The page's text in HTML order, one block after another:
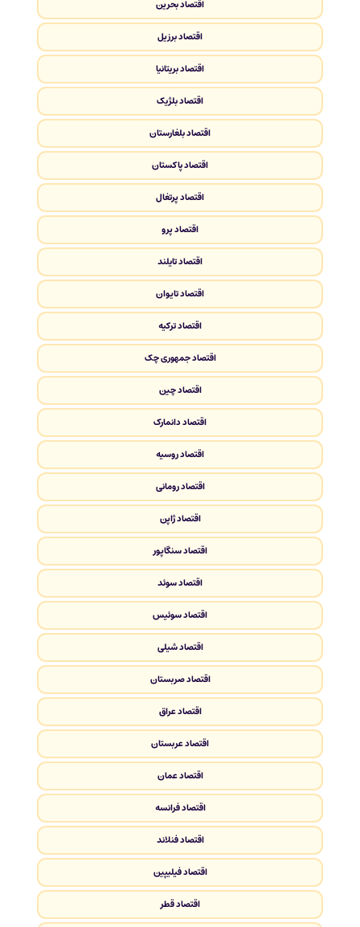
اقتصاد بحرین
اقتصاد برزیل
اقتصاد بریتانیا
اقتصاد بلژیک
اقتصاد بلغارستان
اقتصاد پاکستان
اقتصاد پرتغال
اقتصاد پرو
اقتصاد تایلند
اقتصاد تایوان
اقتصاد ترکیه
اقتصاد جمهوری چک
اقتصاد چین
اقتصاد دانمارک
اقتصاد روسیه
اقتصاد رومانی
اقتصاد ژاپن
اقتصاد سنگاپور
اقتصاد سوئد
اقتصاد سوئیس
اقتصاد شیلی
اقتصاد صربستان
اقتصاد عراق
اقتصاد عربستان
اقتصاد عمان
اقتصاد فرانسه
اقتصاد فنلاند
اقتصاد فیلیپین
اقتصاد قطر